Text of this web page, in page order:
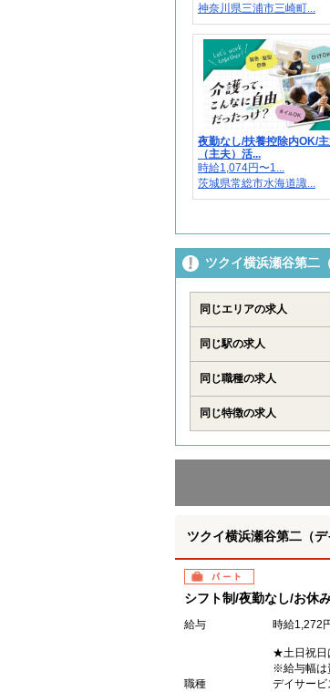
神奈川県三浦市三崎町...
夜勤なし/扶養控除内OK/
（主夫）活...
時給1,074円〜1...
茨城県常総市水海道諏...
ツクイ横浜瀬谷第二
同じエリアの求人
同じ駅の求人
同じ職種の求人
同じ特徴の求人
ツクイ横浜瀬谷第二（デ
パート
シフト制/夜勤なし/お休
給与 時給1,272
★土日祝日
※給与幅は
職種
デイサー